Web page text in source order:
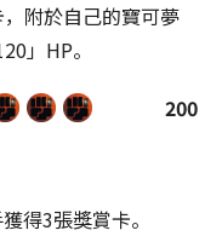
附於自己的寶可夢
」HP。
200
得3張獎賞卡。